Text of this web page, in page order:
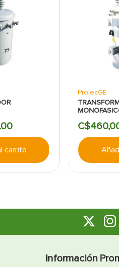
14.4/24.9KV
240V
00
carrito
ProlecGE
7.6/
C$460,
Información